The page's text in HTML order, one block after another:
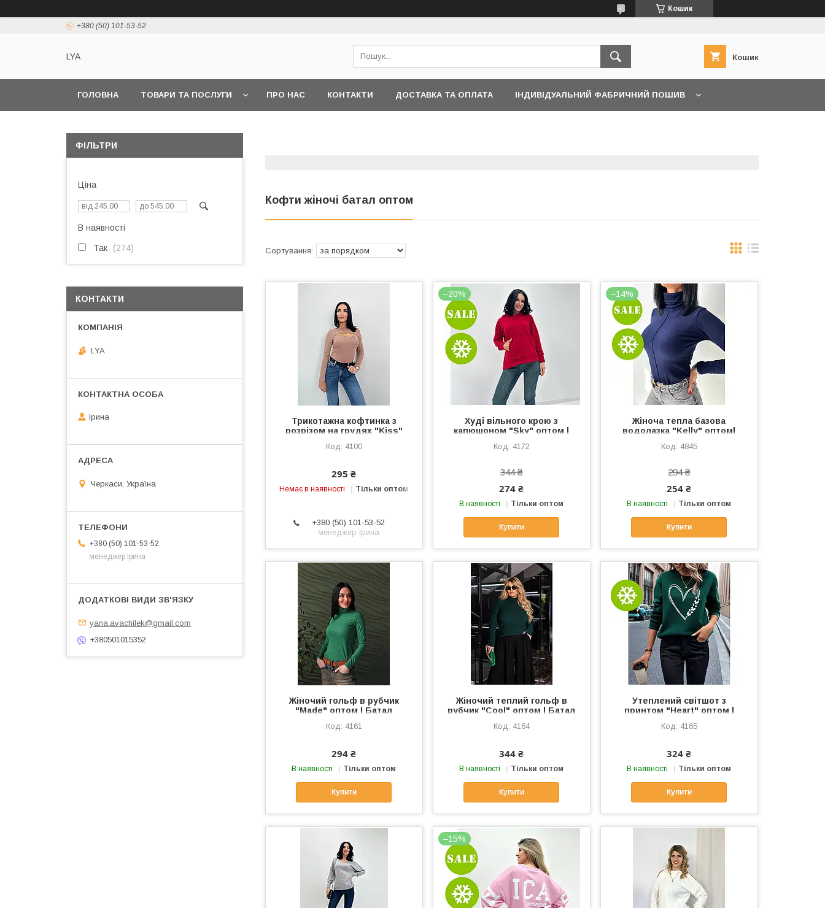
Кошик
+380 (50) 101-53-52
LYA Кошик
ГОЛОВНА ТОВАРИ ТА ПОСЛУГИ ПРО НАС КОНТАКТИ ДОСТАВКА ТА ОПЛАТА ІНДИВІДУАЛЬНИЙ ФАБРИЧНИЙ ПОШИВ
Кофти жіночі батал оптом
Трикотажна кофтинка з
розрізом на грудях "Kiss"
моделі
4100
295 ₴
Немає в наявності Тільки оптом
+380 (50) 101-53-52
менеджер Ірина
–20%
Худі вільного крою з
капюшоном "Sky" оптом |
4172
344 ₴
274 ₴
В наявності Тільки оптом
Купити
–14%
Жіноча тепла базова
водолазка "Kelly" оптом|
4845
294 ₴
254 ₴
В наявності Тільки оптом
Купити
Жіночий гольф в рубчик
"Made" оптом | Батал
4161
294 ₴
В наявності Тільки оптом
Купити
Жіночий теплий гольф в
рубчик "Cool" оптом | Батал
4164
344 ₴
В наявності Тільки оптом
Купити
Утеплений світшот з
принтом "Heart" оптом |
4165
324 ₴
В наявності Тільки оптом
Купити
–15%
ФІЛЬТРИ
Ціна
В наявності
Так 274
КОНТАКТИ
LYA
Ірина
Черкаси, Україна
+380 (50) 101-53-52
менеджер Ірина
yana.avachilek@gmail.com
+380501015352